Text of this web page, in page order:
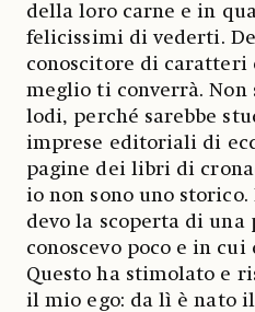
della loro carne e in
felicissimi di vederti.
conoscitore di caratteri
meglio ti converrà. Non
lodi, perché sarebbe
imprese editoriali di
pagine dei libri di
io non sono uno
devo la scoperta di una
conoscevo poco e in cui
Questo ha stimolato e
il mio ego: da lì è nato